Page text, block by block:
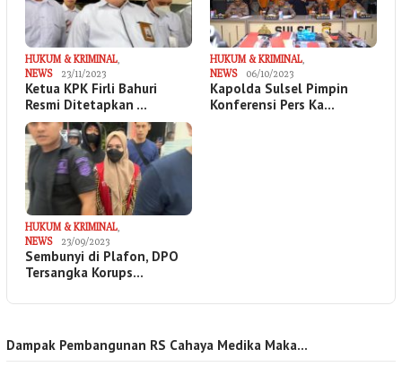
HUKUM & KRIMINAL
NEWS
23/11/2023
Ketua KPK Firli Bahuri
Resmi Ditetapkan …
HUKUM & KRIMINAL
NEWS
06/10/2023
Kapolda Sulsel Pimpin
Konferensi Pers Ka…
HUKUM & KRIMINAL
NEWS
23/09/2023
Sembunyi di Plafon, DPO
Tersangka Korups…
Dampak Pembangunan RS Cahaya Medika Maka…